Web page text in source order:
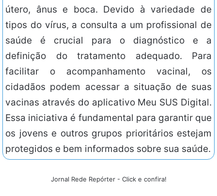
útero, ânus e boca. Devido à variedade de
tipos do vírus, a consulta a um profissional de
saúde é crucial para o diagnóstico e a
definição do tratamento adequado. Para
facilitar o acompanhamento vacinal, os
cidadãos podem acessar a situação de suas
vacinas através do aplicativo Meu SUS Digital.
Essa iniciativa é fundamental para garantir que
os jovens e outros grupos prioritários estejam
protegidos e bem informados sobre sua saúde.
Jornal Rede Repórter - Click e confira!